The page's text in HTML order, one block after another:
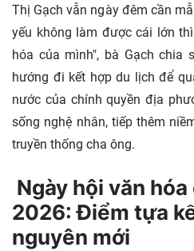
Thị Gạch vẫn ngày đêm cần
yếu không làm được cái lớn
hóa của mình", bà Gạch chia
hướng đi kết hợp du lịch để
nước của chính quyền địa
sống nghệ nhân, tiếp thêm
truyền thống cha ông.
Ngày hội văn
2026: Điểm tựa
nguyên mới